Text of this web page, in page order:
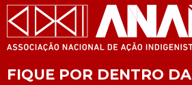
FIQUE POR DENTRO DA